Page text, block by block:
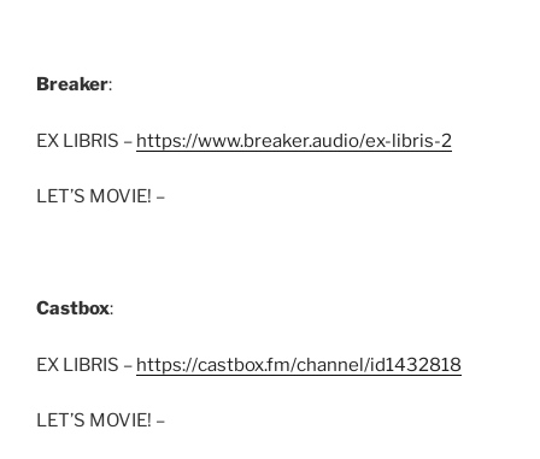
Breaker:
EX LIBRIS – https://www.breaker.audio/ex-libris-2
LET’S MOVIE! –
Castbox:
EX LIBRIS – https://castbox.fm/channel/id1432818
LET’S MOVIE! –